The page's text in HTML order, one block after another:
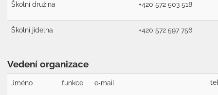
Školní družina +420 572 503 518
Školní jídelna +420 572 597 756
Vedení organizace
Jméno funkce e‑mail